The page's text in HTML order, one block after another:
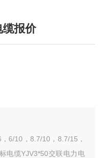
缆报价
6/10，8.7/10，8.7/15，
电缆YJV3*50交联电力电